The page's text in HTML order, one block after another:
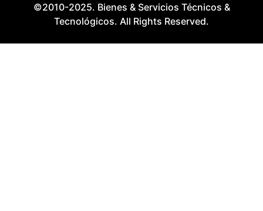
©2010-2025. Bienes & Servicios Técnicos &
Tecnológicos. All Rights Reserved.